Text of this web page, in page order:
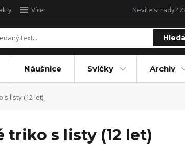
Více Nevíte si rady?
Náušnice Svíčky Archiv
s listy (12 let)
s listy (12 let)